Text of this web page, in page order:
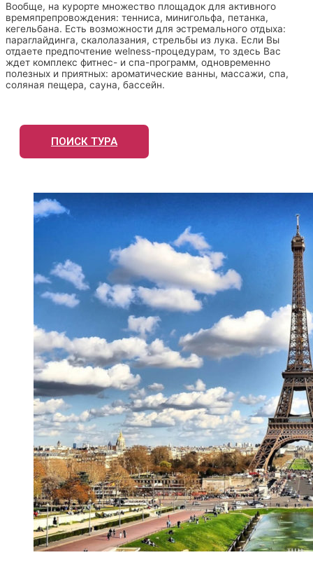
Вообще, на курорте множество площадок для активного
времяпрепровождения: тенниса, минигольфа, петанка,
кегельбана. Есть возможности для эстремального отдыха:
параглайдинга, скалолазания, стрельбы из лука. Если Вы
отдаете предпочтение welness-процедурам, то здесь Вас
ждет комплекс фитнес- и спа-программ, одновременно
полезных и приятных: ароматические ванны, массажи, спа,
соляная пещера, сауна, бассейн.
ПОИСК ТУРА